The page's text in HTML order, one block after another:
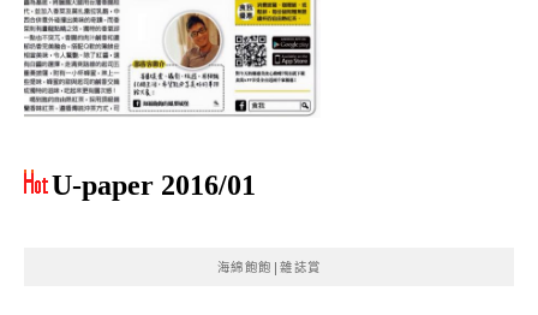
U-paper 2016/01
海綿飽飽|雜誌賞